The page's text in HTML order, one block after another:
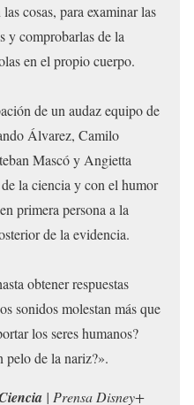
cosas, para examinar las
y comprobarlas de la
en el propio cuerpo.
de un audaz equipo de
Álvarez, Camilo
Mascó y Angietta
la ciencia y con el humor
primera persona a la
de la evidencia.
obtener respuestas
sonidos molestan más que
los seres humanos?
pelo de la nariz?».
| Prensa Disney+